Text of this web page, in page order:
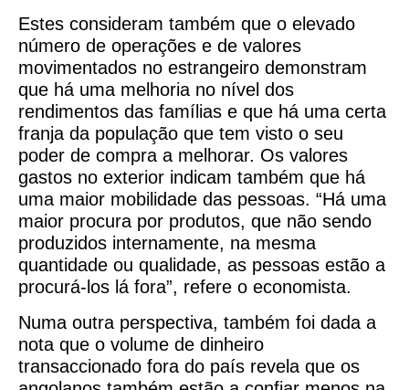
Estes consideram também que o elevado
número de operações e de valores
movimentados no estrangeiro demonstram
que há uma melhoria no nível dos
rendimentos das famílias e que há uma certa
franja da população que tem visto o seu
poder de compra a melhorar. Os valores
gastos no exterior indicam também que há
uma maior mobilidade das pessoas. “Há uma
maior procura por produtos, que não sendo
produzidos internamente, na mesma
quantidade ou qualidade, as pessoas estão a
procurá-los lá fora”, refere o economista.
Numa outra perspectiva, também foi dada a
nota que o volume de dinheiro
transaccionado fora do país revela que os